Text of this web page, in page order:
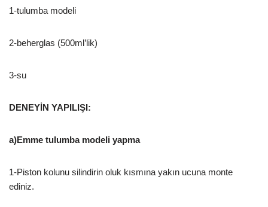
1-tulumba modeli
2-beherglas (500ml’lik)
3-su
DENEYİN YAPILIŞI:
a)Emme tulumba modeli yapma
1-Piston kolunu silindirin oluk kısmına yakın ucuna monte
ediniz.